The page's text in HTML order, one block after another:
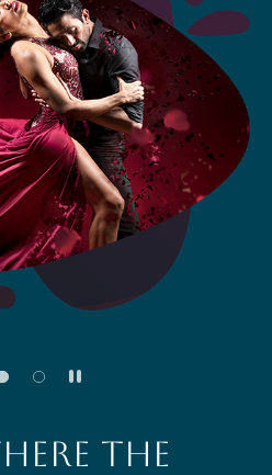
THE
Pause